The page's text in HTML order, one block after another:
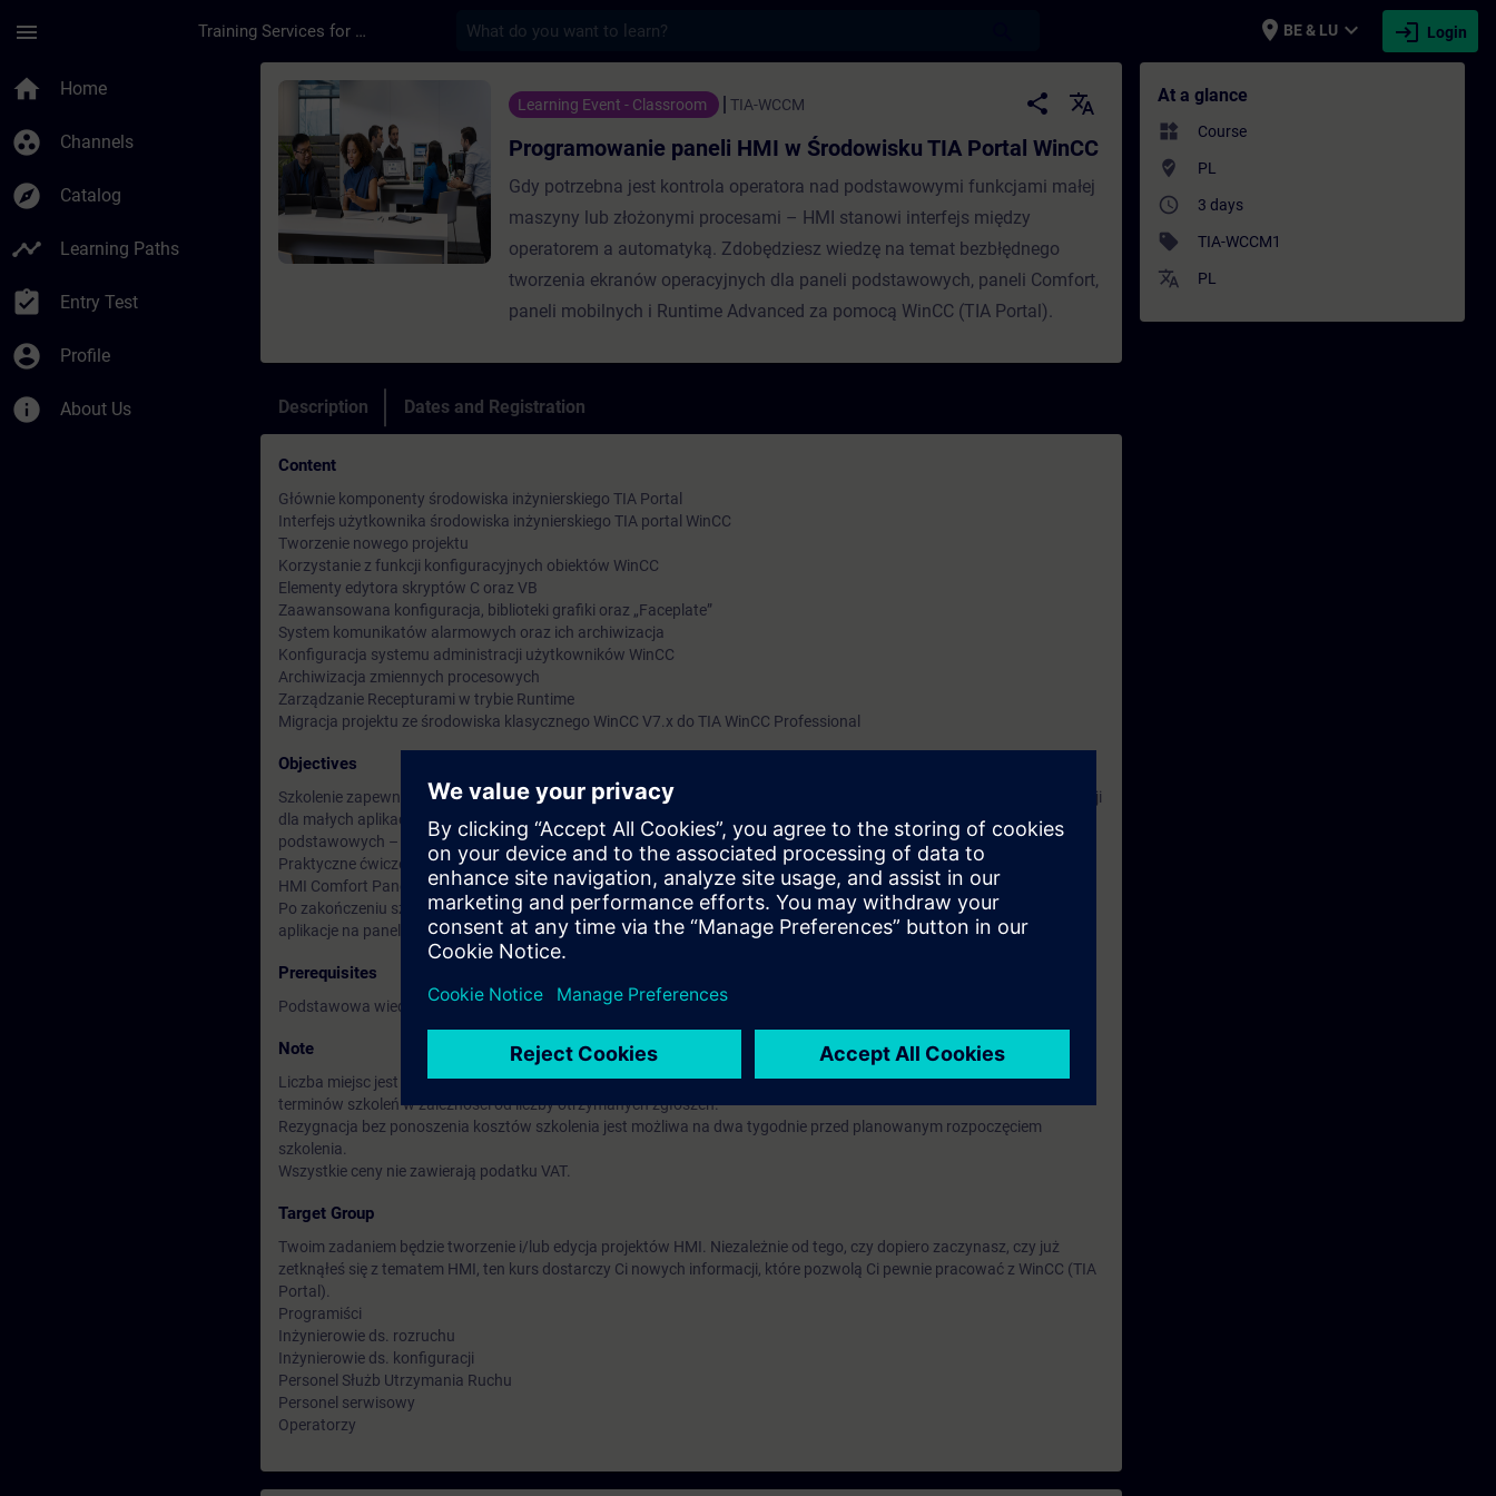
menu Training Services for Digital Industries place BE & LU expand_more login Login
home Home
group_work Channels
explore Catalog
timeline Learning Paths
assignment_turned_in Entry Test
account_circle Profile
info About Us
Course - Programowanie paneli HMI w Środowisku TIA Portal WinCC - Training - Training - Professional
Learning Event - Classroom TIA-WCCM share
translate
Programowanie paneli HMI w Środowisku TIA Portal WinCC
Gdy potrzebna jest kontrola operatora nad podstawowymi funkcjami małej
maszyny lub złożonymi procesami – HMI stanowi interfejs między
operatorem a automatyką. Zdobędziesz wiedzę na temat bezbłędnego
tworzenia ekranów operacyjnych dla paneli podstawowych, paneli Comfort,
paneli mobilnych i Runtime Advanced za pomocą WinCC (TIA Portal).
Description Dates and Registration
Content
Głównie komponenty środowiska inżynierskiego TIA Portal
Interfejs użytkownika środowiska inżynierskiego TIA portal WinCC
Tworzenie nowego projektu
Korzystanie z funkcji konfiguracyjnych obiektów WinCC
Elementy edytora skryptów C oraz VB
Zaawansowana konfiguracja, biblioteki grafiki oraz „Faceplate”
System komunikatów alarmowych oraz ich archiwizacja
Konfiguracja systemu administracji użytkowników WinCC
Archiwizacja zmiennych procesowych
Zarządzanie Recepturami w trybie Runtime
Migracja projektu ze środowiska klasycznego WinCC V7.x do TIA WinCC Professional
Objectives
Szkolenie zapewnia transfer niezbędnej wiedzy potrzebnej podczas konfiguracji i programowania systemów wizualizacji
dla małych aplikacji. Uczestnik zdobędzie wiedzę o tym jak bezbłędnie tworzyć projekt wizualizacji dla paneli
podstawowych – Basic Panels, Comfort Panels, Mobile Panels oraz Runtime Advanced w WinCC (TIA Portal).
Praktyczne ćwiczenia wykonywane w środowisku projektowym TIA Portal WinCC realizowane są panelu operatorskim
HMI Comfort Panels i sterowniku S7-1500.
Po zakończeniu szkolenia uczestnik powinien efektywnie tworzyć nowe projekty, jak i modyfikować już istniejące
aplikacje na panele operatorskie HMI w platformie TIA Portal WinCC.
Prerequisites
Podstawowa wiedza z zakresu automatyki.
Note
Liczba miejsc jest ograniczona. Decyduje kolejność napływających zgłoszeń. Zastrzegamy sobie możliwość zmiany
terminów szkoleń w zależności od liczby otrzymanych zgłoszeń.
Rezygnacja bez ponoszenia kosztów szkolenia jest możliwa na dwa tygodnie przed planowanym rozpoczęciem
szkolenia.
Wszystkie ceny nie zawierają podatku VAT.
Target Group
Twoim zadaniem będzie tworzenie i/lub edycja projektów HMI. Niezależnie od tego, czy dopiero zaczynasz, czy już
zetknąłeś się z tematem HMI, ten kurs dostarczy Ci nowych informacji, które pozwolą Ci pewnie pracować z WinCC (TIA
Portal).
Programiści
Inżynierowie ds. rozruchu
Inżynierowie ds. konfiguracji
Personel Służb Utrzymania Ruchu
Personel serwisowy
Operatorzy
At a glance
widgets Course
where_to_vote PL
access_time 3 days
sell TIA-WCCM1
translate PL